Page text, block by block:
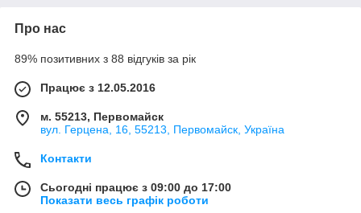
Про нас
89% позитивних з 88 відгуків за рік
Працює з 12.05.2016
м. 55213, Первомайск
вул. Герцена, 16, 55213, Первомайск, Україна
Контакти
Сьогодні працює з 09:00 до 17:00
Показати весь графік роботи